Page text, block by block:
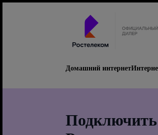
Домашний интернет